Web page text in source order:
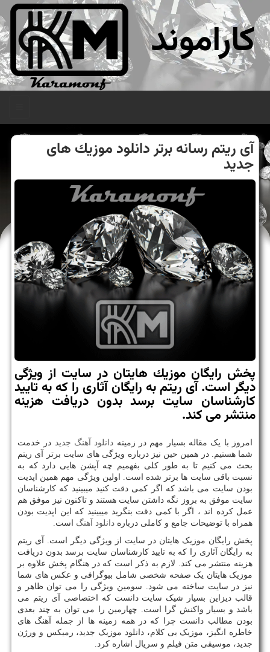
کاراموند
آی ریتم رسانه برتر دانلود موزیك های
جدید
پخش رایگان موزیك هایتان در سایت از ویژگی
دیگر است. آی ریتم به رایگان آثاری را كه به تایید
كارشناسان سایت برسد بدون دریافت هزینه
منتشر می كند.
امروز با یک مقاله بسیار مهم در زمینه دانلود آهنگ جدید در خدمت
شما هستیم. در همین حین نیز درباره ویژگی های سایت برتر آی ریتم
بحث می کنیم تا به طور کلی بفهمیم چه آپشن هایی دارد که به
نسبت باقی سایت ها برتر شده است. اولین ویژگی مهم همین اپدیت
بودن سایت می باشد که اگر کمی دقت کنید میبینید که کارشناسان
سایت موفق به بروز نگه داشتن سایت هستند و تاکنون نیز موفق هم
عمل کرده اند ، اگر با کمی دقت بنگرید میبینید که این اپدیت بودن
همراه با توضیحات جامع و کاملی درباره دانلود آهنگ است.
پخش رایگان موزیک هایتان در سایت از ویژگی دیگر است. آی ریتم
به رایگان آثاری را که به تایید کارشناسان سایت برسد بدون دریافت
هزینه منتشر می کند. لازم به ذکر است که در هنگام پخش علاوه بر
موزیک هایتان یک صفحه شخصی شامل بیوگرافی و عکس های شما
نیز در سایت ساخته می شود. سومین ویژگی را می توان ظاهر و
قالب دیزاین بسیار شیک سایت دانست که اختصاصی آی ریتم می
باشد و بسیار واکنش گرا است. چهارمین را می توان به چند بعدی
بودن مطالب دانست چرا که در همه زمینه ها از جمله آهنگ های
خاطره انگیز، موزیک بی کلام، دانلود موزیک جدید، رمیکس و ورژن
جدید، موسیقی متن فیلم و سریال اشاره کرد.